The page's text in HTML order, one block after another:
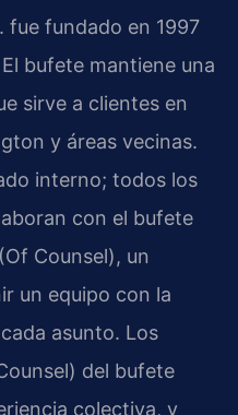
fue fundado en 1997
bufete mantiene una
sirve a clientes en
y áreas vecinas.
interno; todos los
con el bufete
Counsel), un
un equipo con la
asunto. Los
del bufete
colectiva, y